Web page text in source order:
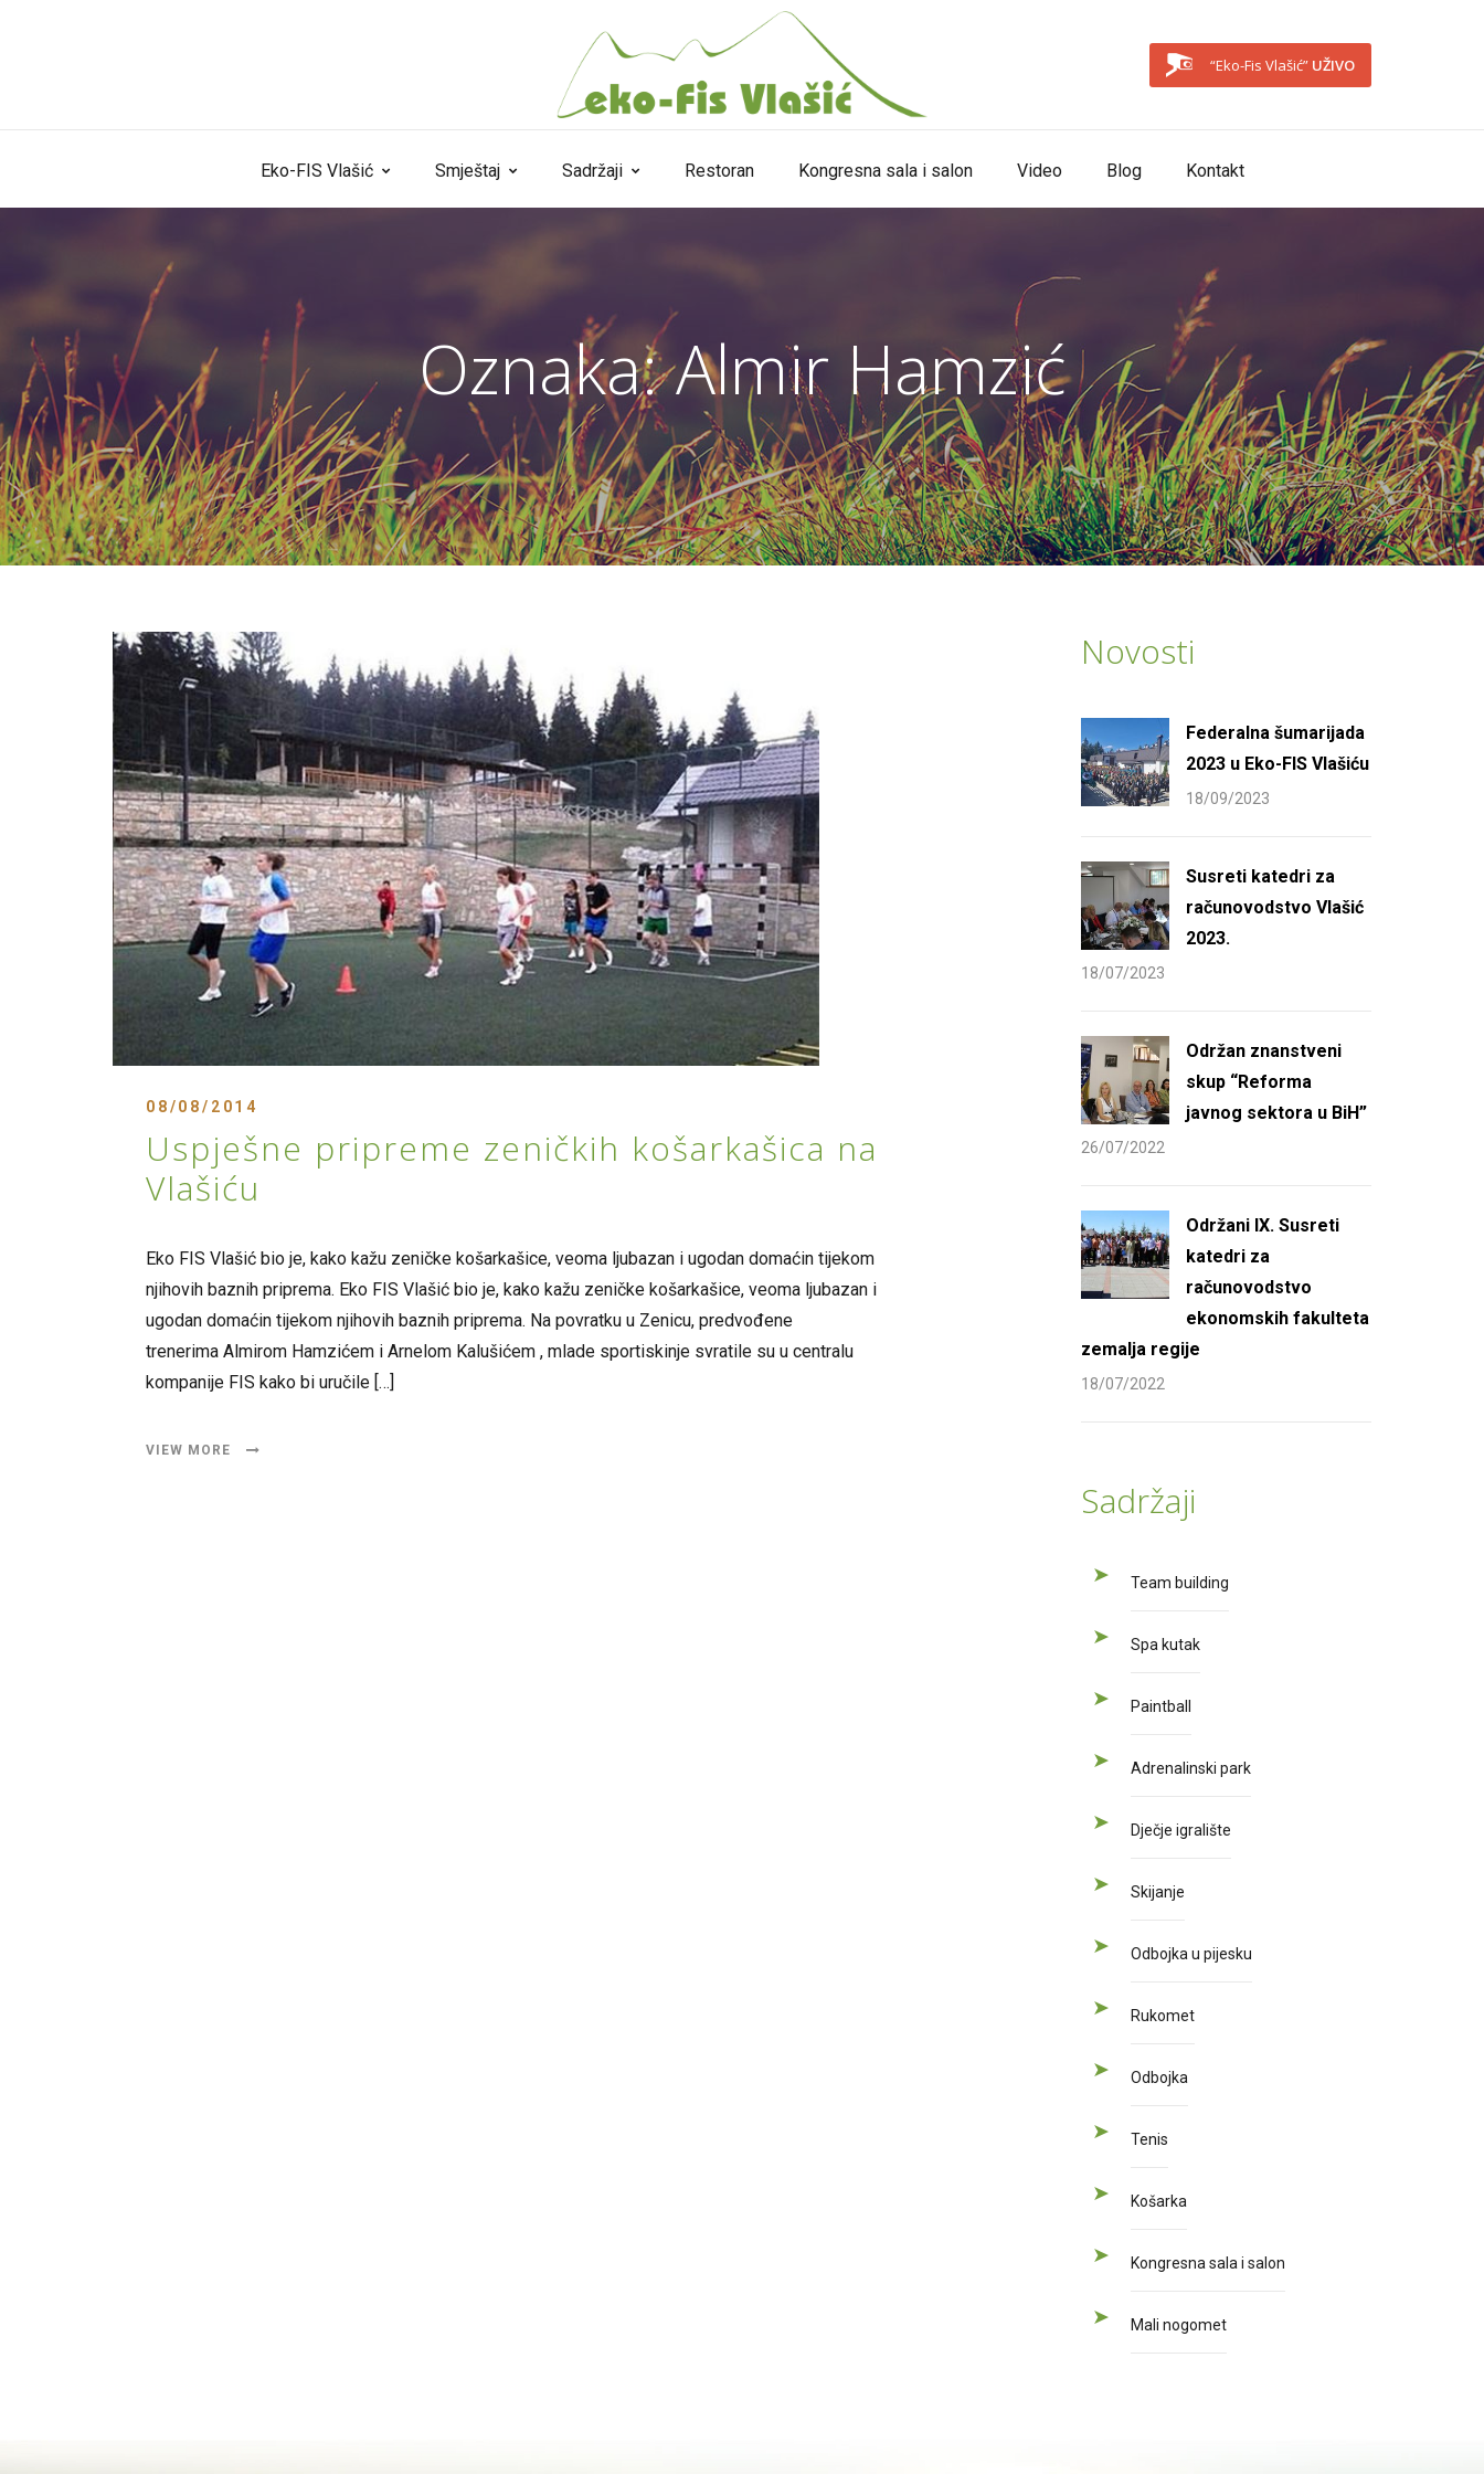
“Eko-Fis Vlašić” UŽIVO
Eko-FIS Vlašić Smještaj Sadržaji Restoran Kongresna sala i salon Video Blog Kontakt
Oznaka:Almir Hamzić
08/08/2014
Uspješne pripreme zeničkih košarkašica na
Vlašiću
Eko FIS Vlašić bio je, kako kažu zeničke košarkašice, veoma ljubazan i ugodan domaćin tijekom
njihovih baznih priprema. Eko FIS Vlašić bio je, kako kažu zeničke košarkašice, veoma ljubazan i
ugodan domaćin tijekom njihovih baznih priprema. Na povratku u Zenicu, predvođene
trenerima Almirom Hamzićem i Arnelom Kalušićem , mlade sportiskinje svratile su u centralu
kompanije FIS kako bi uručile […]
VIEW MORE
Novosti
Federalna šumarijada
2023 u Eko-FIS Vlašiću
18/09/2023
Susreti katedri za
računovodstvo Vlašić
2023.
18/07/2023
Održan znanstveni
skup “Reforma
javnog sektora u BiH”
26/07/2022
Održani IX. Susreti
katedri za
računovodstvo
ekonomskih fakulteta
zemalja regije
18/07/2022
Sadržaji
Team building
Spa kutak
Paintball
Adrenalinski park
Dječje igralište
Skijanje
Odbojka u pijesku
Rukomet
Odbojka
Tenis
Košarka
Kongresna sala i salon
Mali nogomet